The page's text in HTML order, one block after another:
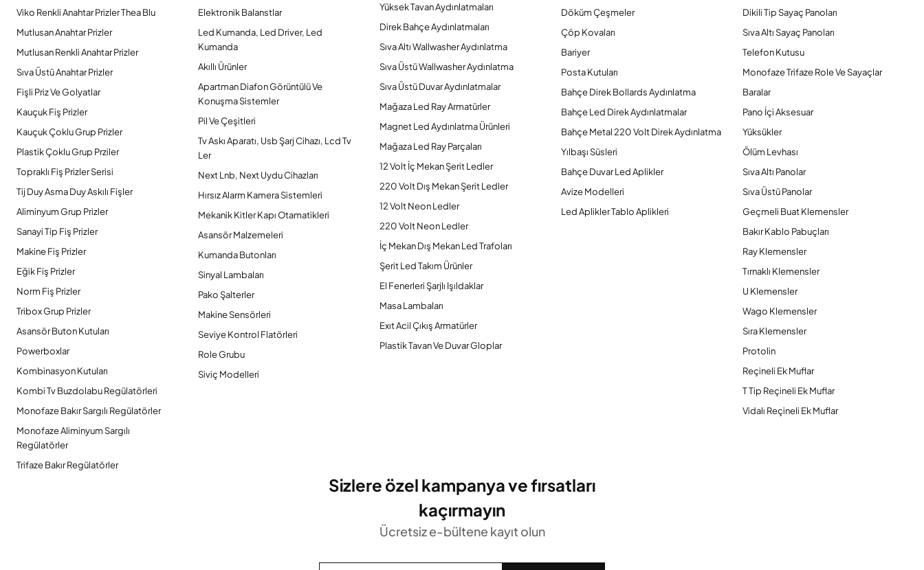
Viko Renkli Anahtar Prizler Thea Blu
Mutlusan Anahtar Prizler
Mutlusan Renkli Anahtar Prizler
Sıva Üstü Anahtar Prizler
Fişli Priz Ve Golyatlar
Kauçuk Fiş Prizler
Kauçuk Çoklu Grup Prizler
Plastik Çoklu Grup Prziler
Topraklı Fiş Prizler Serisi
Tij Duy Asma Duy Askılı Fişler
Aliminyum Grup Prizler
Sanayi Tip Fiş Prizler
Makine Fiş Prizler
Eğik Fiş Prizler
Norm Fiş Prizler
Tribox Grup Prizler
Asansör Buton Kutuları
Powerboxlar
Kombinasyon Kutuları
Kombi Tv Buzdolabu Regülatörleri
Monofaze Bakır Sargılı Regülatörler
Monofaze Aliminyum Sargılı
Regülatörler
Trifaze Bakır Regülatörler
Elektronik Balanstlar
Led Kumanda, Led Driver, Led
Kumanda
Akıllı Ürünler
Apartman Diafon Görüntülü Ve
Konuşma Sistemler
Pil Ve Çeşitleri
Tv Askı Aparatı, Usb Şarj Cihazı, Lcd Tv
Ler
Next Lnb, Next Uydu Cihazları
Hırsız Alarm Kamera Sistemleri
Mekanik Kitler Kapı Otamatikleri
Asansör Malzemeleri
Kumanda Butonları
Sinyal Lambaları
Pako Şalterler
Makine Sensörleri
Seviye Kontrol Flatörleri
Role Grubu
Siviç Modelleri
Yüksek Tavan Aydınlatmaları
Direk Bahçe Aydınlatmaları
Sıva Altı Wallwasher Aydınlatma
Sıva Üstü Wallwasher Aydınlatma
Sıva Üstü Duvar Aydınlatmalar
Mağaza Led Ray Armatürler
Magnet Led Aydınlatma Ürünleri
Mağaza Led Ray Parçaları
12 Volt İç Mekan Şerit Ledler
220 Volt Dış Mekan Şerit Ledler
12 Volt Neon Ledler
220 Volt Neon Ledler
İç Mekan Dış Mekan Led Trafoları
Şerit Led Takım Ürünler
El Fenerleri Şarjlı Işıldaklar
Masa Lambaları
Exıt Acil Çıkış Armatürler
Plastik Tavan Ve Duvar Gloplar
Döküm Çeşmeler
Çöp Kovaları
Bariyer
Posta Kutuları
Bahçe Direk Bollards Aydınlatma
Bahçe Led Direk Aydınlatmalar
Bahçe Metal 220 Volt Direk Aydınlatma
Yılbaşı Süsleri
Bahçe Duvar Led Aplikler
Avize Modelleri
Led Aplikler Tablo Aplikleri
Dikili Tip Sayaç Panoları
Sıva Altı Sayaç Panoları
Telefon Kutusu
Monofaze Trifaze Role Ve Sayaçlar
Baralar
Pano İçi Aksesuar
Yüksükler
Ölüm Levhası
Sıva Altı Panolar
Sıva Üstü Panolar
Geçmeli Buat Klemensler
Bakır Kablo Pabuçları
Ray Klemensler
Tırnaklı Klemensler
U Klemensler
Wago Klemensler
Sıra Klemensler
Protolin
Reçineli Ek Muflar
T Tip Reçineli Ek Muflar
Vidalı Reçineli Ek Muflar
Sizlere özel kampanya ve fırsatları
kaçırmayın
Ücretsiz e-bültene kayıt olun